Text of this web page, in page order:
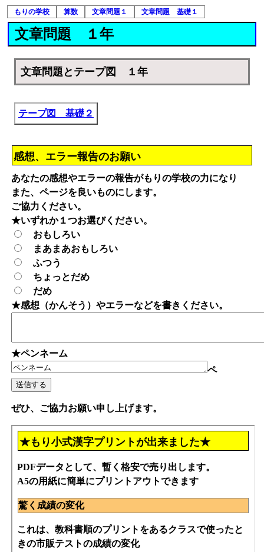
もりの学校 算数 文章問題１ 文章問題 基礎１
文章問題 １年
文章問題とテープ図 １年
テープ図 基礎２
感想、エラー報告のお願い
あなたの感想やエラーの報告がもりの学校の力になり
また、ページを良いものにします。
ご協力ください。
★いずれか１つお選びください。
おもしろい
まあまあおもしろい
ふつう
ちょっとだめ
だめ
★感想（かんそう）やエラーなどを書きください。
★ペンネーム
ペ
ぜひ、ご協力お願い申し上げます。